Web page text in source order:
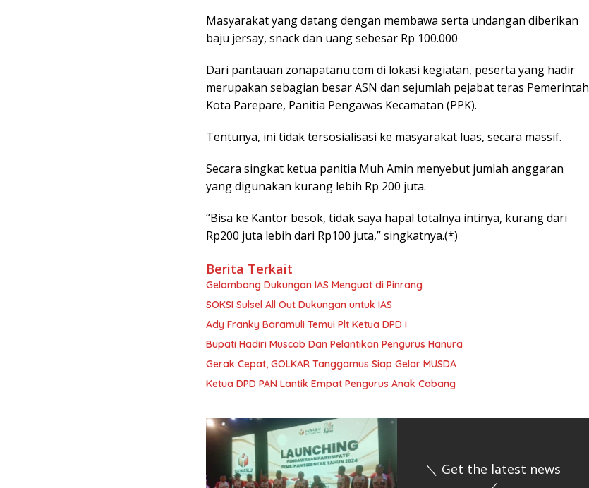
Masyarakat yang datang dengan membawa serta undangan diberikan
baju jersay, snack dan uang sebesar Rp 100.000
Dari pantauan zonapatanu.com di lokasi kegiatan, peserta yang hadir
merupakan sebagian besar ASN dan sejumlah pejabat teras Pemerintah
Kota Parepare, Panitia Pengawas Kecamatan (PPK).
Tentunya, ini tidak tersosialisasi ke masyarakat luas, secara massif.
Secara singkat ketua panitia Muh Amin menyebut jumlah anggaran
yang digunakan kurang lebih Rp 200 juta.
“Bisa ke Kantor besok, tidak saya hapal totalnya intinya, kurang dari
Rp200 juta lebih dari Rp100 juta,” singkatnya.(*)
Berita Terkait
Gelombang Dukungan IAS Menguat di Pinrang
SOKSI Sulsel All Out Dukungan untuk IAS
Ady Franky Baramuli Temui Plt Ketua DPD I
Bupati Hadiri Muscab Dan Pelantikan Pengurus Hanura
Gerak Cepat, GOLKAR Tanggamus Siap Gelar MUSDA
Ketua DPD PAN Lantik Empat Pengurus Anak Cabang
＼ Get the latest news